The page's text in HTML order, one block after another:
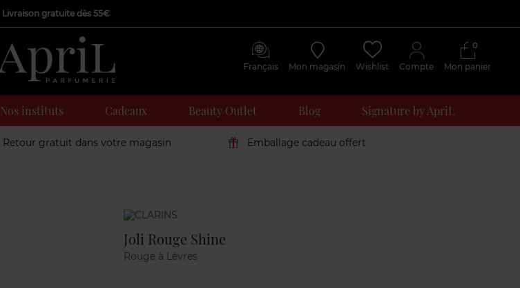
Livraison gratuite dès 55€
Français Mon magasin Wishlist Compte Mon panier
0
Nos instituts Cadeaux Beauty Outlet Blog Signature by ApriL
Retour gratuit dans votre magasin Emballage cadeau offert
Marque
Joli Rouge Shine
Rouge à Lèvres